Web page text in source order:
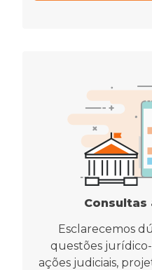
Consultas
Esclarecemos
questões
ações judiciais,